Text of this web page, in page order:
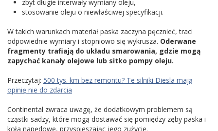
zbyt długie interwały wymiany oleju,
stosowanie oleju o niewłaściwej specyfikacji.
W takich warunkach materiał paska zaczyna pęcznieć, traci
odpowiednie wymiary i stopniowo się wykrusza. Oderwane
fragmenty trafiają do układu smarowania, gdzie mogą
zapychać kanały olejowe lub sitko pompy oleju.
Przeczytaj: 500 tys. km bez remontu? Te silniki Diesla mają
opinię nie do zdarcia
Continental zwraca uwagę, że dodatkowym problemem są
cząstki sadzy, które mogą dostawać się pomiędzy zęby paska i
koła napędowe, przyspieszając jego zużycie.